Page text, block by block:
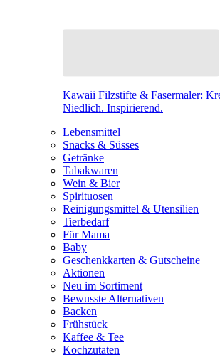
Kawaii Filzstifte & Fasermaler:
Niedlich. Inspirierend.
Lebensmittel
Snacks & Süsses
Getränke
Tabakwaren
Wein & Bier
Spirituosen
Reinigungsmittel & Utensilien
Tierbedarf
Für Mama
Baby
Geschenkkarten & Gutscheine
Aktionen
Neu im Sortiment
Bewusste Alternativen
Backen
Frühstück
Kaffee & Tee
Kochzutaten